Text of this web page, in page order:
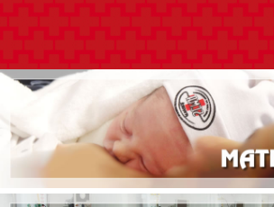
HORÁRIOS DE
FUNCIONAMENTO
Internações, serviços de